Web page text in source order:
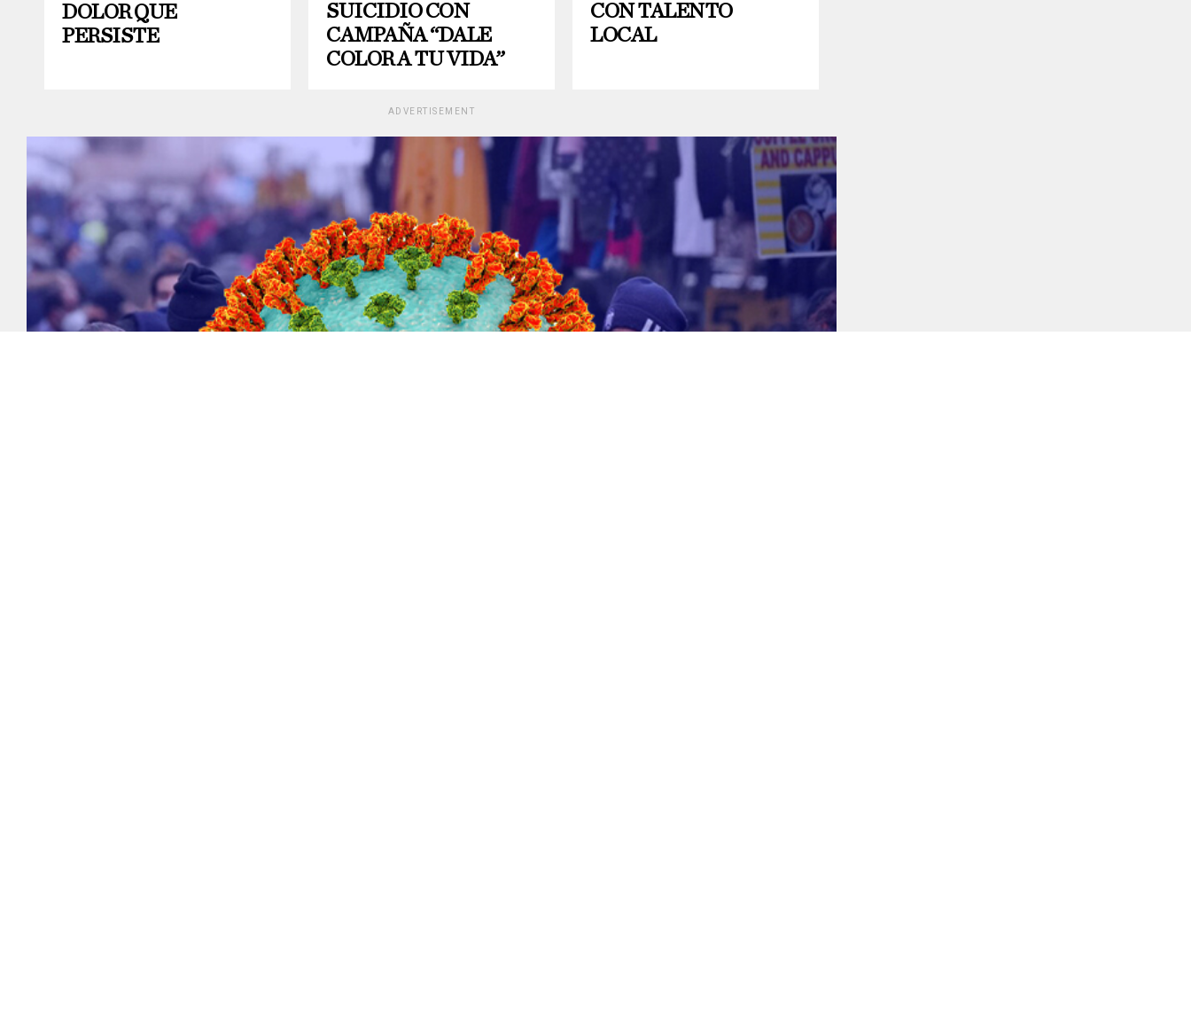
DOLOR QUE
PERSISTE
SUICIDIO CON
CAMPAÑA “DALE
COLOR A TU VIDA”
CON TALENTO
LOCAL
ADVERTISEMENT